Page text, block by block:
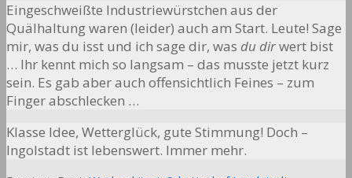
Eingeschweißte Industriewürstchen aus der
Quälhaltung waren (leider) auch am Start. Leute! Sage
mir, was du isst und ich sage dir, was du dirwert bist
… Ihr kennt mich so langsam – das musste jetzt kurz
sein. Es gab aber auch offensichtlich Feines – zum
Finger abschlecken …
Klasse Idee, Wetterglück, gute Stimmung! Doch –
Ingolstadt ist lebenswert. Immer mehr.